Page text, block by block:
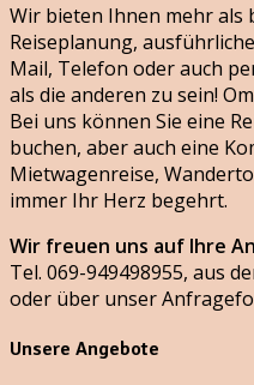
Wir bieten Ihnen mehr als
Reiseplanung,
Mail, Telefon oder auch
als die anderen zu sein!
Bei uns können Sie eine
buchen, aber auch eine
Mietwagenreise,
immer Ihr Herz begehrt.
Wir freuen uns auf Ihre
Tel. 069-949498955, aus
oder über unser
Unsere Angebote